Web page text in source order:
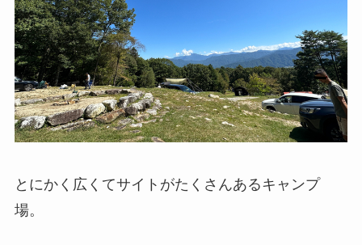
とにかく広くてサイトがたくさんあるキャンプ
場。